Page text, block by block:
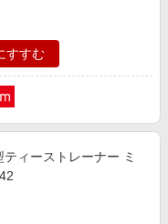
すすむ
ティーストレーナー ミ